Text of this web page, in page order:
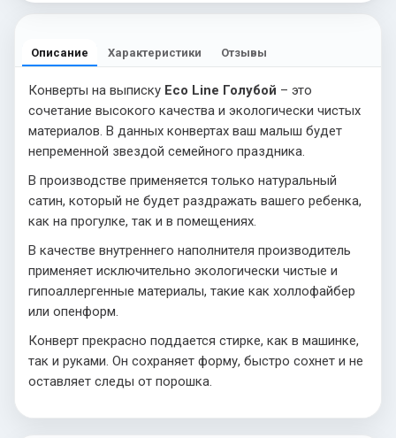
Описание Характеристики Отзывы
Конверты на выписку Eco Line Голубой – это
сочетание высокого качества и экологически чистых
материалов. В данных конвертах ваш малыш будет
непременной звездой семейного праздника.
В производстве применяется только натуральный
сатин, который не будет раздражать вашего ребенка,
как на прогулке, так и в помещениях.
В качестве внутреннего наполнителя производитель
применяет исключительно экологически чистые и
гипоаллергенные материалы, такие как холлофайбер
или опенформ.
Конверт прекрасно поддается стирке, как в машинке,
так и руками. Он сохраняет форму, быстро сохнет и не
оставляет следы от порошка.